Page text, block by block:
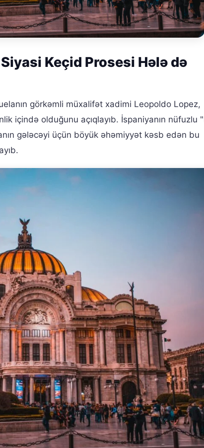
Keçid Prosesi Hələ də
görkəmli müxalifət xadimi Leopoldo Lopez,
içində olduğunu açıqlayıb. İspaniyanın nüfuzlu
gələcəyi üçün böyük əhəmiyyət kəsb edən bu